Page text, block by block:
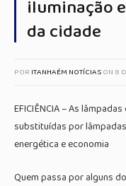
iluminação
da cidade
POR ITANHAÉM NOTÍCIASON 8
EFICIÊNCIA – As
substituídas por
energética e economia
Quem passa por alguns